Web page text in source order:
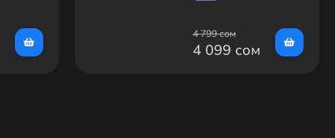
4 799 сом
4 099 сом